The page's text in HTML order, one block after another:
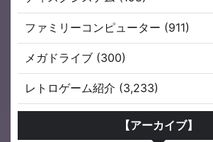
ファミリーコンピューター (911)
メガドライブ (300)
レトロゲーム紹介 (3,233)
【アーカイブ】